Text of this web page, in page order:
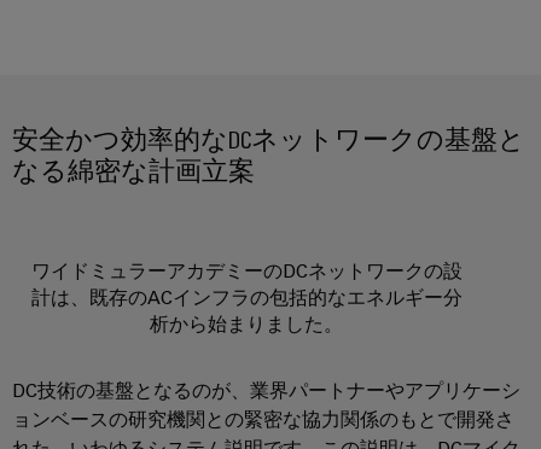
──
効
信
頼
性
く、
拡
張
ネ
ッ
築
ー
ト
ブ
ル
ス
テ
の
配
線
グ
レ
PCB
コ
ク
タ
サ
ー
マ
ン
ド
ミ
安全かつ効率的なDCネットワークの基盤と
なる綿密な計画立案
ワイドミュラーアカデミーのDCネットワークの設
計は、既存のACインフラの包括的なエネルギー分
析から始まりました。
DC技術の基盤となるのが、業界パートナーやアプリケーシ
ョンベースの研究機関との緊密な協力関係のもとで開発さ